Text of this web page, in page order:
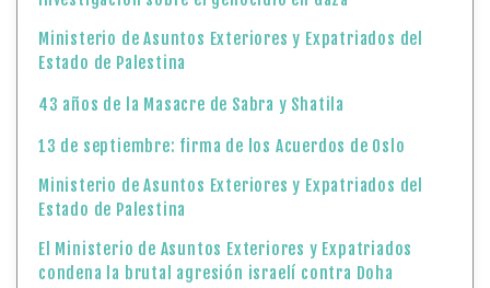
Ministerio de Asuntos Exteriores y Expatriados del
Estado de Palestina
43 años de la Masacre de Sabra y Shatila
13 de septiembre: firma de los Acuerdos de Oslo
Ministerio de Asuntos Exteriores y Expatriados del
Estado de Palestina
El Ministerio de Asuntos Exteriores y Expatriados
condena la brutal agresión israelí contra Doha